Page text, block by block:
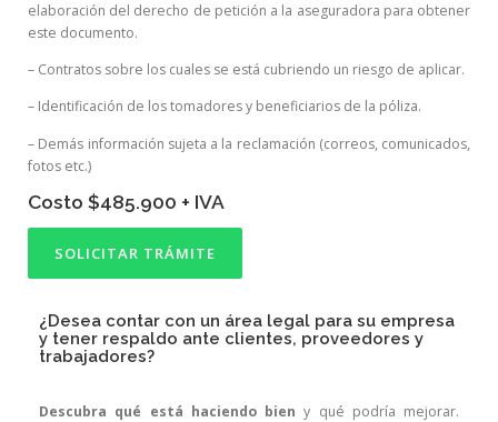
elaboración del derecho de petición a la aseguradora para obtener
este documento.
– Contratos sobre los cuales se está cubriendo un riesgo de aplicar.
– Identificación de los tomadores y beneficiarios de la póliza.
– Demás información sujeta a la reclamación (correos, comunicados,
fotos etc.)
Costo $485.900 + IVA
SOLICITAR TRÁMITE
¿Desea contar con un área legal para su empresa
y tener respaldo ante clientes, proveedores y
trabajadores?
Descubra qué está haciendo bien y qué podría mejorar.